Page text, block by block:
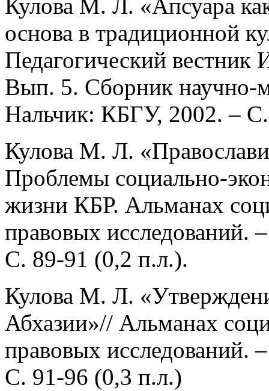
Кулова М. Л. «Апсуара
основа в традиционной
Педагогический
Вып. 5. Сборник научно-
Нальчик: КБГУ, 2002. –
Кулова М. Л.
Проблемы социально-
жизни КБР. Альманах
правовых исследований.
С. 89-91 (0,2 п.л.).
Кулова М. Л.
Абхазии»// Альманах
правовых исследований.
С. 91-96 (0,3 п.л.)